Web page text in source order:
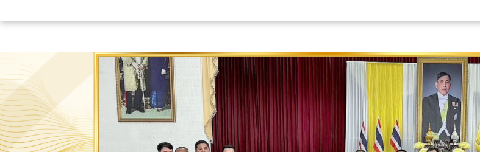
ยุทธศาสตร์
การ
พัฒนา
กฎหมาย
ที่
เกี่ยวข้อง